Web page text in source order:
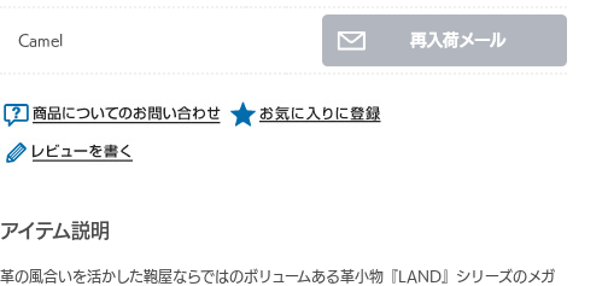
Camel
アイテム説明
革の風合いを活かした鞄屋ならではのボリュームある革小物『LAND』シリーズのメガ